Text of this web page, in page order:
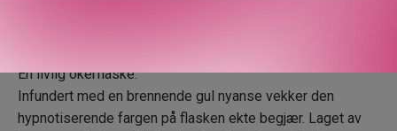
En livlig okerflaske:
Infundert med en brennende gul nyanse vekker den
hypnotiserende fargen på flasken ekte begjær. Laget av